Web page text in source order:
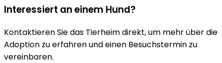
Interessiert an einem Hund?
Kontaktieren Sie das Tierheim direkt, um mehr über die
Adoption zu erfahren und einen Besuchstermin zu
vereinbaren.